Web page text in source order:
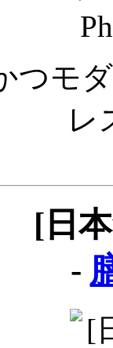
つモ
レ
[日
-